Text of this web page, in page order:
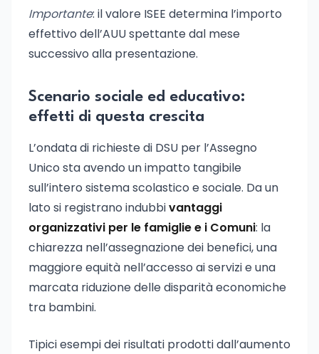
Importante: il valore ISEE determina l’importo
effettivo dell’AUU spettante dal mese
successivo alla presentazione.
Scenario sociale ed educativo:
effetti di questa crescita
L’ondata di richieste di DSU per l’Assegno
Unico sta avendo un impatto tangibile
sull’intero sistema scolastico e sociale. Da un
lato si registrano indubbivantaggi
organizzativi per le famiglie e i Comuni: la
chiarezza nell’assegnazione dei benefici, una
maggiore equità nell’accesso ai servizi e una
marcata riduzione delle disparità economiche
tra bambini.
Tipici esempi dei risultati prodotti dall’aumento